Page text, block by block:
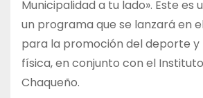
Municipalidad a tu lado». Este es
un programa que se lanzará en
para la promoción del deporte y
física, en conjunto con el
Chaqueño.